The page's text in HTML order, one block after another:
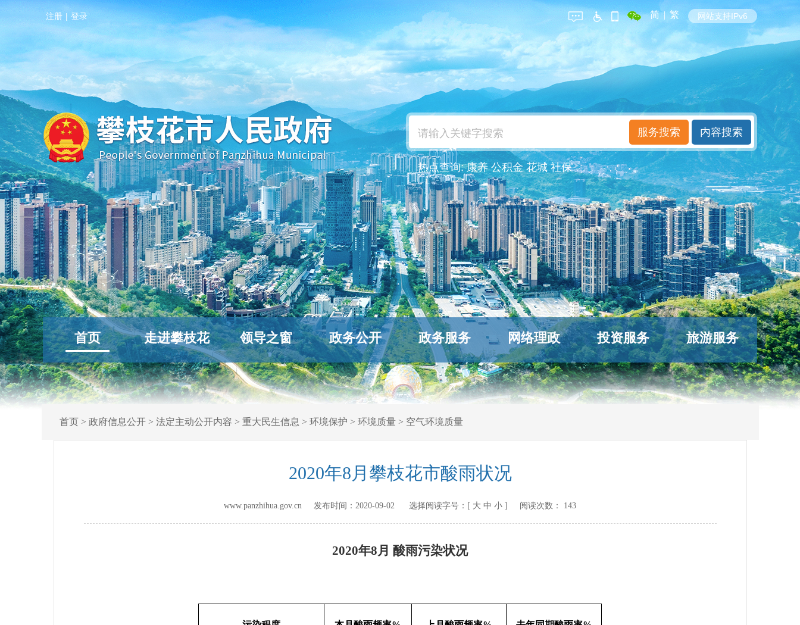
注册 | 登录 简 | 繁 网站支持IPv6
热点查询:康养 公积金 花城 社保
首页 走进攀枝花 领导之窗 政务公开 政务服务 网络理政 投资服务 旅游服务
首页> 政府信息公开> 法定主动公开内容 > 重大民生信息 > 环境保护 > 环境质量> 空气环境质量
2020年8月攀枝花市酸雨状况
www.panzhihua.gov.cn 发布时间： 2020-09-02 选择阅读字号：[ 大 中 小 ] 阅读次数： 143
2020年8月 酸雨污染状况